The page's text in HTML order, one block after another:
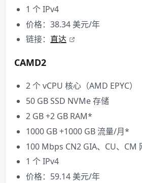
1 个 IPv4
价格：38.34 美元/年
链接：直达
CAMD2
2 个 vCPU 核心（AMD EPYC）
50 GB SSD NVMe 存储
2 GB +2 GB RAM*
1000 GB +1000 GB 流量/月*
100 Mbps CN2 GIA、CU、CM
1 个 IPv4
价格：59.14 美元/年